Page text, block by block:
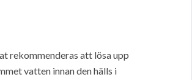
rekommenderas att lösa upp
vatten innan den hälls i